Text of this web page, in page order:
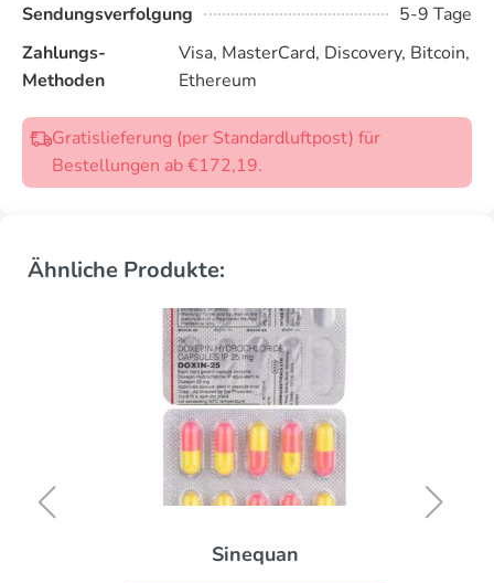
Sendungsverfolgung
5-9 Tage
Zahlungs-
Methoden
Visa, MasterCard, Discovery, Bitcoin,
Ethereum
Gratislieferung (per Standardluftpost) für
Bestellungen ab €172,19.
Ähnliche Produkte:
Sinequan